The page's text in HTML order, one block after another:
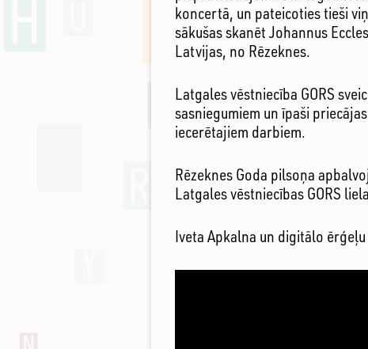
koncertā, un pateicoties tieši
sākušas skanēt Johannus
Latvijas, no Rēzeknes.
Latgales vēstniecība GORS
sasniegumiem un īpaši
iecerētajiem darbiem.
Rēzeknes Goda pilsoņa
Latgales vēstniecības GORS
Iveta Apkalna un digitālo ērģeļu